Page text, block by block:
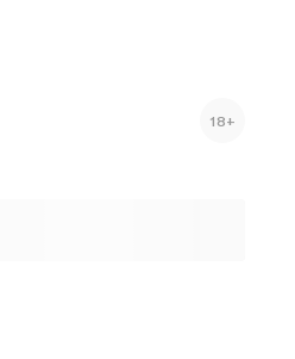
18+